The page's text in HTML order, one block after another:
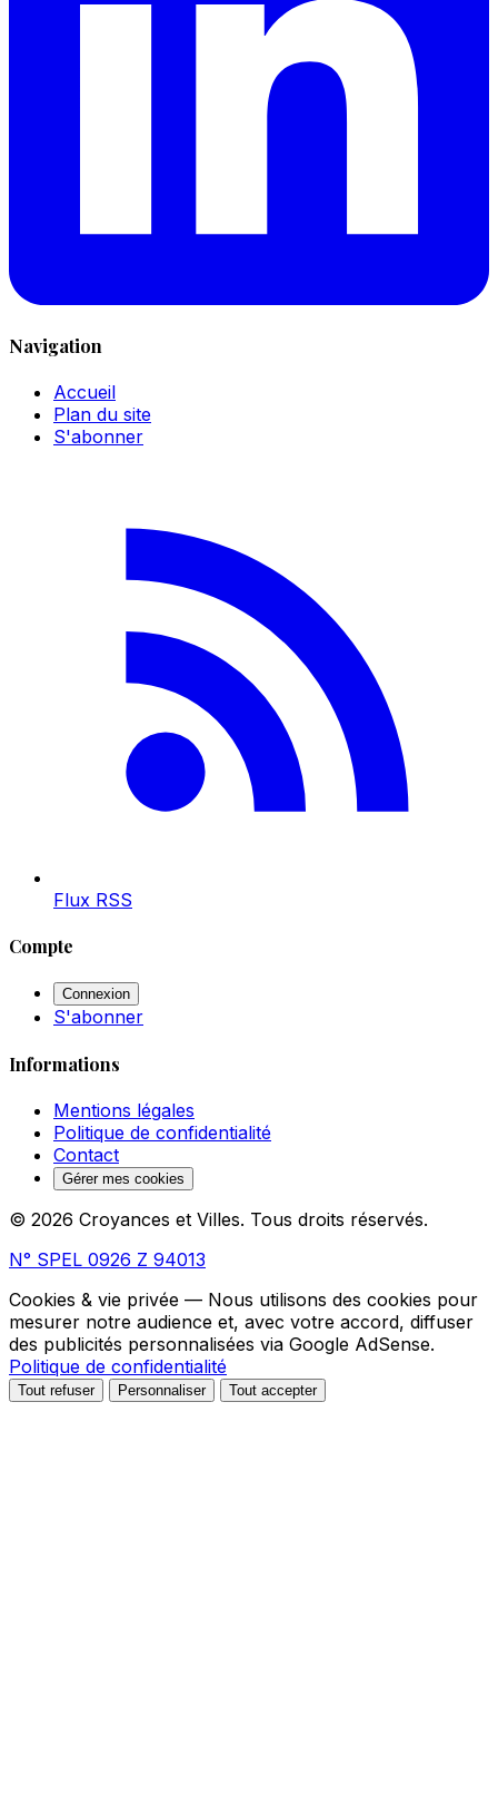
Navigation
Accueil
Plan du site
S'abonner
Flux RSS
Compte
Connexion
S'abonner
Informations
Mentions légales
Politique de confidentialité
Contact
Gérer mes cookies
© 2026 Croyances et Villes. Tous droits réservés.
N° SPEL 0926 Z 94013
Cookies & vie privée — Nous utilisons des cookies pour
mesurer notre audience et, avec votre accord, diffuser
des publicités personnalisées via Google AdSense.
Politique de confidentialité
Tout refuser Personnaliser Tout accepter